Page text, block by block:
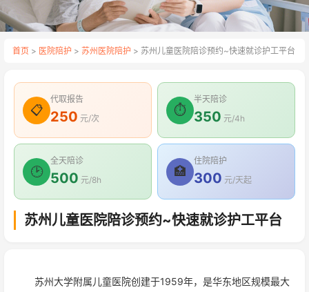
首页 > 医院陪护 > 苏州医院陪护 > 苏州儿童医院陪诊预约~快速就诊护工平台
📋
代取报告
250 元/次
⏱
半天陪诊
350 元/4h
🕑
全天陪诊
500 元/8h
🏥
住院陪护
300 元/天起
苏州儿童医院陪诊预约~快速就诊护工平台
苏州大学附属儿童医院创建于1959年，是华东地区规模最大